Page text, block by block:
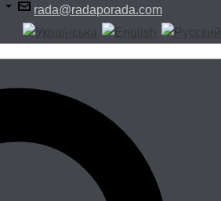
rada@radaporada.com